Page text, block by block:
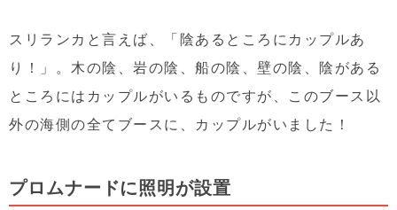
スリランカと言えば、「陰あるところにカップルあ
り！」。木の陰、岩の陰、船の陰、壁の陰、陰がある
ところにはカップルがいるものですが、このブース以
外の海側の全てブースに、カップルがいました！
プロムナードに照明が設置